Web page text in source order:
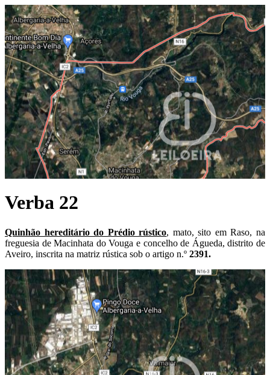
Verba 22
Quinhão hereditário do Prédio rústico, mato, sito em Raso, na
freguesia de Macinhata do Vouga e concelho de Águeda, distrito de
Aveiro, inscrita na matriz rústica sob o artigo n.º 2391.